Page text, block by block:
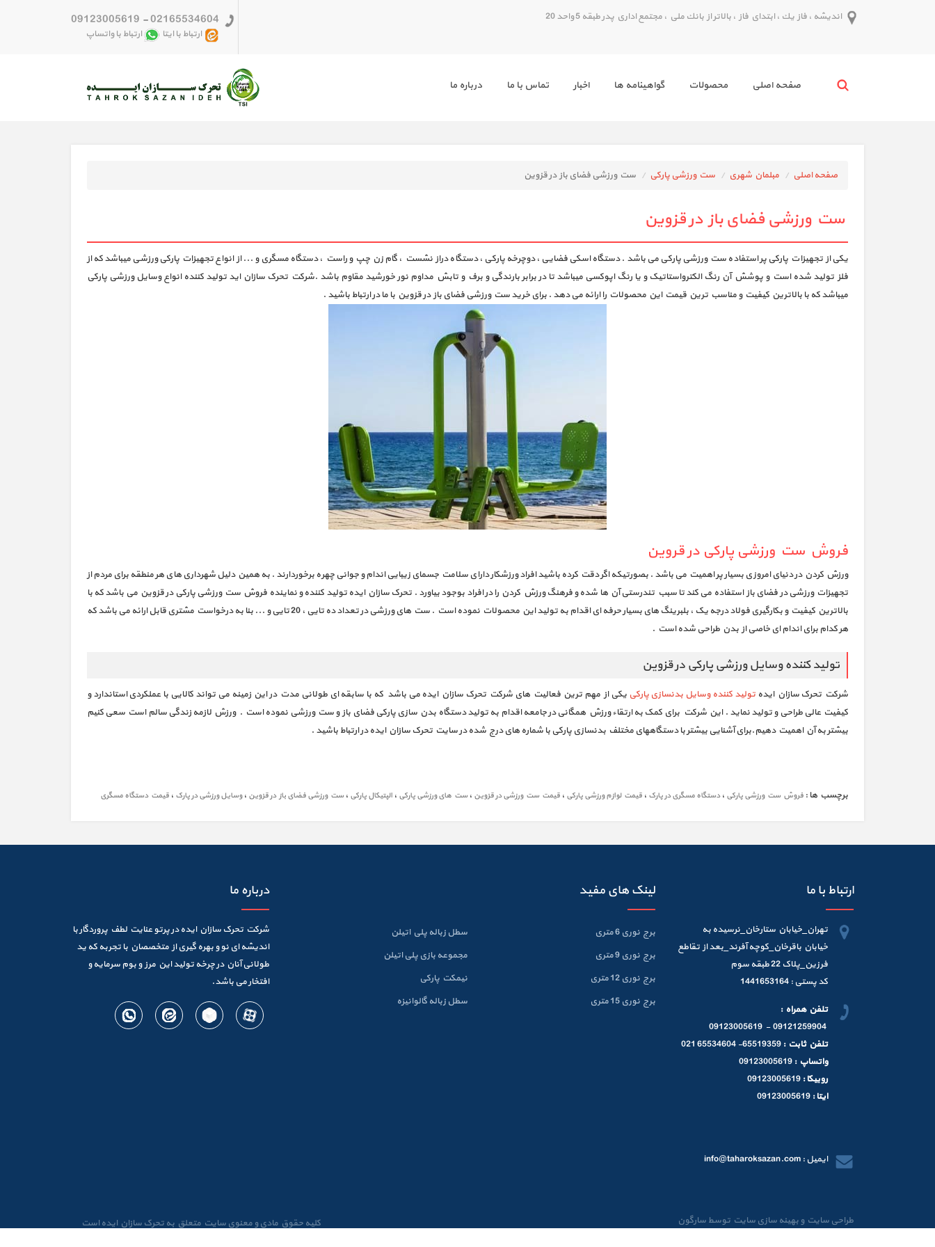
انديشه ، فاز يك ، ابتداي فاز ، بالاتر از بانك ملي ، مجتمع اداري پدر طبقه 5 واحد 20 02165534604
-
09123005619
ارتباط با ایتا ارتباط با واتساپ
صفحه اصلي محصولات گواهينامه ها اخبار تماس با ما درباره ما
صفحه اصلی مبلمان شهری ست ورزشی پارکی ست ورزشی فضای باز در قزوین
ست ورزشی فضای باز در قزوین
یکی از تجهیزات پارکی پر استفاده ست ورزشی پارکی می باشد . دستگاه اسکی فضایی ، دوچرخه پارکی ، دستگاه دراز نشست ، گام زن چپ و راست ، دستگاه مسگری و ... از انواع تجهیزات پارکی ورزشی میباشد که از
فلز تولید شده است و پوشش آن رنگ الکترواستاتیک و یا رنگ اپوکسی میباشد تا در برابر بارندگی و برف و تابش مداوم نور خورشید مقاوم باشد .شرکت تحرک سازان اید تولید کننده انواع وسایل ورزشی پارکی
میباشد که با بالاترین کیفیت و مناسب ترین قیمت این محصولات را ارائه می دهد . برای خرید ست ورزشی فضای باز در قزوین با ما در ارتباط باشید .
فروش ست ورزشی پارکی در قروین
ورزش کردن در دنیای امروزی بسیار پر اهمیت می باشد . بصورتیکه اگر دقت کرده باشید افراد ورزشکار دارای سلامت جسمای زیبایی اندام و جوانی چهره برخوردارند . به همین دلیل شهرداری های هر منطقه برای مردم از
تجهیزات ورزشی در فضای باز استفاده می کند تا سبب تندرستی آن ها شده و فرهنگ ورزش کردن را در افراد بوجود بیاورد . تحرک سازان ایده تولید کننده و نماینده فروش ست ورزشی پارکی در قزوین می باشد که با
بالاترین کیفیت و بکارگیری فولاد درجه یک ، بلبرینگ های بسیار حرفه ای اقدام به تولید این محصولات نموده است . ست های ورزشی در تعداد ده تایی ، 20 تایی و ... بنا به درخواست مشتری قابل ارائه می باشد که
هر کدام برای اندام ای خاصی از بدن طراحی شده است .
تولید کننده وسایل ورزشی پارکی در قزوین
شرکت تحرک سازان ایدهتولید کننده وسایل بدنسازی پارکی یکی از مهم ترین فعالیت های شرکت تحرک سازان ایده می باشد که با سابقه ای طولانی مدت در این زمینه می تواند کالایی با عملکردی استاندارد و
کیفیت عالی طراحی و تولید نماید . این شرکت برای کمک به ارتقاء ورزش همگانی در جامعه اقدام به تولید دستگاه بدن سازی پارکی فضای باز و ست ورزشی نموده است . ورزش لازمه زندگی سالم است سعی کنیم
بیشتر به آن اهمیت دهیم.برای آشنایی بیشتر با دستگاههای مختلف بدنسازی پارکی با شماره های درج شده در سایت تحرک سازان ایده در ارتباط باشید .
برچسب ها : فروش ست ورزشی پارکی ،دستگاه مسگری در پارک ، قیمت لوازم ورزشی پارکی ، قیمت ست ورزشی در قزوین ، ست های ورزشی پارکی ، الپتیکال پارکی ، ست ورزشی فضای باز در قزوین ،وسایل ورزشی در پارک ، قیمت دستگاه مسگری
ارتباط با ما
تهران_خیابان ستارخان_نرسیده به
خیابان باقرخان_کوچه آفرند_بعد از تقاطع
فرزین_پلاک 22 طبقه سوم
کد پستی : 1441653164
تلفن همراه :
تلفن ثابت :
واتساپ :
روبیکا :
ایتا :
ایمیل : info@taharoksazan.com
لینک های مفید
برج نوری 6 متری
سطل زباله پلي اتيلن
برج نوری 9 متری
مجموعه بازی پلی اتیلن
برج نوری 12 متری
نیمکت پارکی
برج نوری 15 متری
سطل زباله گالوانيزه
درباره ما
شرکت تحرک سازان ایده در پرتو عنایت لطف پروردگار با
اندیشه ای نو و بهره گیری از متخصصان با تجربه که ید
طولانی آنان در چرخه تولید این مرز و بوم سرمایه و
افتخار می باشد.
طراحی سایتوبهینه سازی سایت توسط سارگون کلیه حقوق مادی و معنوی سایت متعلق به تحرک سازان ایده است